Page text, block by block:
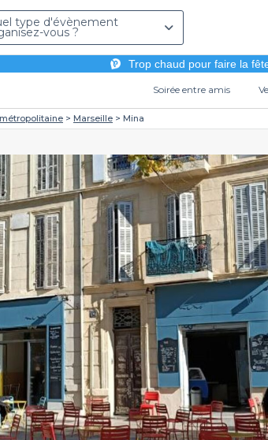
type d'évènement
vous ?
Trop chaud pour faire la
Soirée entre amis
Marseille Mina